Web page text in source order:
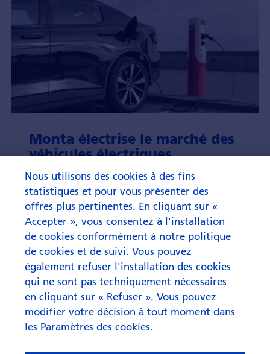
Monta électrise le marché des
véhicules électriques
Dans un monde de plus en plus axé sur des
solutions durables et respectueuses de
l'environnement, l'entreprise danoise MONTA s'est
imposée comme un fournisseur de logiciels de
premier plan pour l'exploitation des stations de
recharge de véhicules électriques.
Vers l'article
Nous utilisons des cookies à des fins
statistiques et pour vous présenter des
offres plus pertinentes. En cliquant sur «
Accepter », vous consentez à l'installation
de cookies conformément à notre politique
de cookies et de suivi. Vous pouvez
également refuser l'installation des cookies
qui ne sont pas techniquement nécessaires
en cliquant sur « Refuser ». Vous pouvez
modifier votre décision à tout moment dans
les Paramètres des cookies.